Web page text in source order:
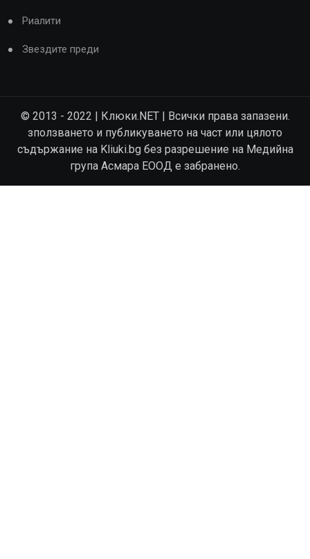
Риалити
Звездите преди
© 2013 - 2022 | Клюки.NET | Всички права запазени.
зползването и публикуването на част или цялото
съдържание на Kliuki.bg без разрешение на Медийна
група Асмара ЕООД е забранено.